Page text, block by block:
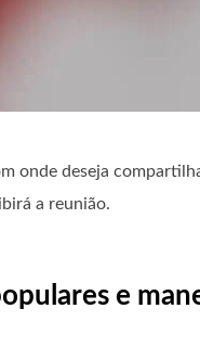
onde deseja
a reunião.
e